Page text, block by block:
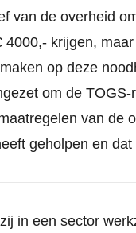
van de overheid
krijgen,
op deze
om de
van de
geholpen en
in een sector